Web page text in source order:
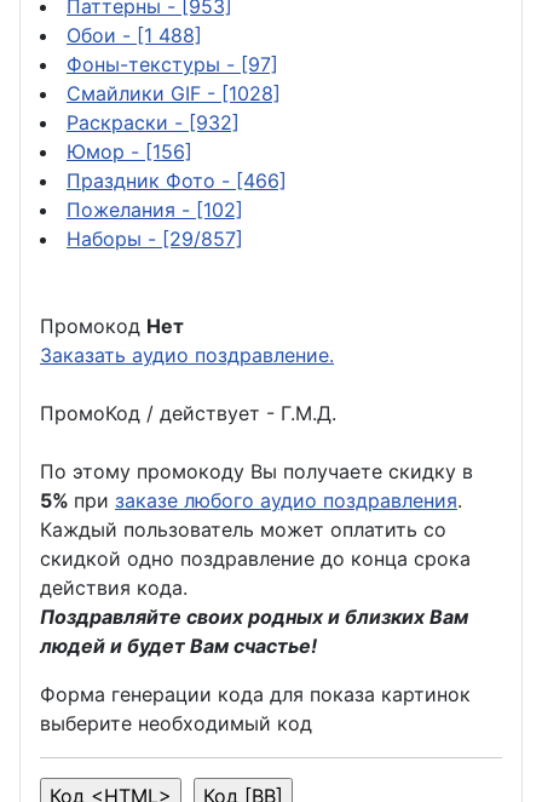
Паттерны - [953]
Обои - [1 488]
Фоны-текстуры - [97]
Смайлики GIF - [1028]
Раскраски - [932]
Юмор - [156]
Праздник Фото - [466]
Пожелания - [102]
Наборы - [29/857]
Промокод Нет
Заказать аудио поздравление.
ПромоКод / действует - Г.М.Д.
По этому промокоду Вы получаете скидку в
5% при заказе любого аудио поздравления.
Каждый пользователь может оплатить со
скидкой одно поздравление до конца срока
действия кода.
Поздравляйте своих родных и близких Вам
людей и будет Вам счастье!
Форма генерации кода для показа картинок
выберите необходимый код